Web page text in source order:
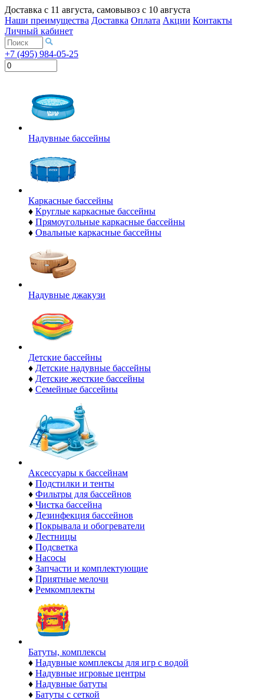
Доставка с 11 августа, самовывоз с 10 августа
Наши преимущества Доставка Оплата Акции Контакты
Личный кабинет
+7 (495) 984-05-25
Надувные бассейны
Каркасные бассейны
♦ Круглые каркасные бассейны
♦ Прямоугольные каркасные бассейны
♦ Овальные каркасные бассейны
Надувные джакузи
Детские бассейны
♦ Детские надувные бассейны
♦ Детские жесткие бассейны
♦ Семейные бассейны
Аксессуары к бассейнам
♦ Подстилки и тенты
♦ Фильтры для бассейнов
♦ Чистка бассейна
♦ Дезинфекция бассейнов
♦ Покрывала и обогреватели
♦ Лестницы
♦ Подсветка
♦ Насосы
♦ Запчасти и комплектующие
♦ Приятные мелочи
♦ Ремкомплекты
Батуты, комплексы
♦ Надувные комплексы для игр с водой
♦ Надувные игровые центры
♦ Надувные батуты
♦ Батуты с сеткой